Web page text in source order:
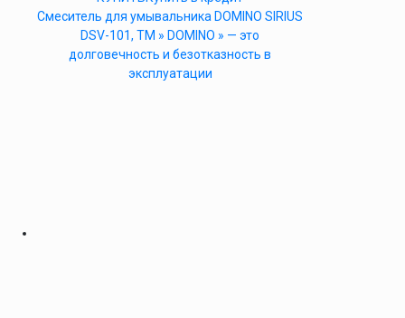
Cмеситель для умывальника DOMINO SIRIUS
DSV-101, ТМ » DOMINO » — это
долговечность и безотказность в
эксплуатации